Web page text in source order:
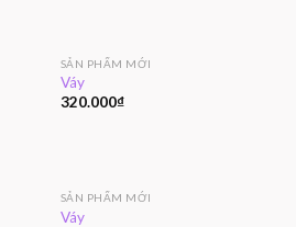
SẢN PHẨM MỚI
Váy
320.000₫
SẢN PHẨM MỚI
Váy